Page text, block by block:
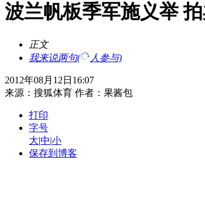
波兰帆板季军施义举
正文
我来说两句( 人参与)
2012年08月12日16:07
来源： 搜狐体育 作者：果酱包
打印
字号
大|中|小
保存到博客